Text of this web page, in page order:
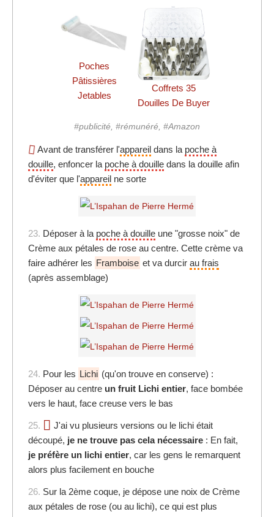
Poches
Pâtissières
Jetables
Coffrets 35
Douilles De Buyer
#publicité, #rémunéré, #Amazon
Avant de transférer l'appareil dans la poche à
douille, enfoncer la poche à douille dans la douille afin
d'éviter que l'appareil ne sorte
23. Déposer à la poche à douille une "grosse noix" de
Crème aux pétales de rose au centre. Cette crème va
faire adhérer les Framboise et va durcir au frais
(après assemblage)
24. Pour les Lichi (qu'on trouve en conserve) :
Déposer au centre un fruit Lichi entier, face bombée
vers le haut, face creuse vers le bas
25.
J'ai vu plusieurs versions ou le lichi était
découpé, je ne trouve pas cela nécessaire : En fait,
je préfère un lichi entier, car les gens le remarquent
alors plus facilement en bouche
26. Sur la 2ème coque, je dépose une noix de Crème
aux pétales de rose (ou au lichi), ce qui est plus